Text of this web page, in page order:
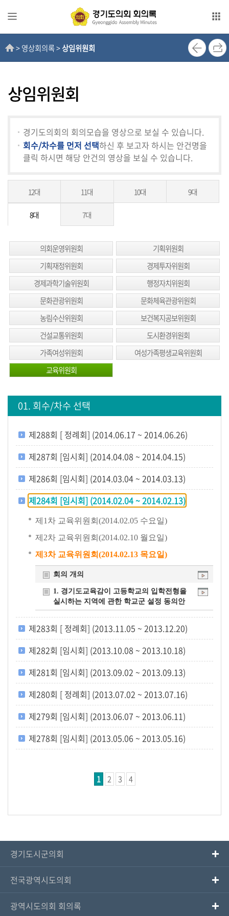
본문으로 바로가기
메인메뉴 바로가기
전
자
의
록
상
회
송
방
송
정
생
보
기
회
의
록
개
요
> 영상회의록 >상임위원회
상임위원회
경기도의회의 회의모습을 영상으로 보실 수 있습니다.
회수/차수를 먼저 선택하신 후 보고자 하시는 안건명을
클릭 하시면 해당 안건의 영상을 보실 수 있습니다.
12대 11대 10대 9대
8대 7대
의회운영위원회
기획위원회
기획재정위원회
경제투자위원회
경제과학기술위원회
행정자치위원회
문화관광위원회
문화체육관광위원회
농림수산위원회
보건복지공보위원회
건설교통위원회
도시환경위원회
가족여성위원회
여성가족평생교육위원회
교육위원회
01. 회수/차수 선택
제288회 [ 정례회] (2014.06.17 ~ 2014.06.26)
제287회 [임시회] (2014.04.08 ~ 2014.04.15)
제286회 [임시회] (2014.03.04 ~ 2014.03.13)
제284회 [임시회] (2014.02.04 ~ 2014.02.13)
제1차 교육위원회(2014.02.05 수요일)
제2차 교육위원회(2014.02.10 월요일)
제3차 교육위원회(2014.02.13 목요일)
회의 개의
1. 경기도교육감이 고등학교의 입학전형을
실시하는 지역에 관한 학교군 설정 동의안
제283회 [ 정례회] (2013.11.05 ~ 2013.12.20)
제282회 [임시회] (2013.10.08 ~ 2013.10.18)
제281회 [임시회] (2013.09.02 ~ 2013.09.13)
제280회 [ 정례회] (2013.07.02 ~ 2013.07.16)
제279회 [임시회] (2013.06.07 ~ 2013.06.11)
제278회 [임시회] (2013.05.06 ~ 2013.05.16)
1 2 3 4
경기도시군의회
전국광역시도의회
광역시도의회 회의록